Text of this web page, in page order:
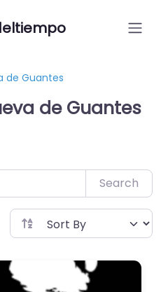
de Guantes
de Guantes
Search